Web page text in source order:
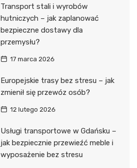
Transport stali i wyrobów
hutniczych – jak zaplanować
bezpieczne dostawy dla
przemysłu?
17 marca 2026
Europejskie trasy bez stresu – jak
zmienił się przewóz osób?
12 lutego 2026
Usługi transportowe w Gdańsku –
jak bezpiecznie przewieźć meble i
wyposażenie bez stresu